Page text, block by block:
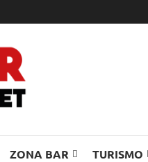
ZONA BAR TURISMO